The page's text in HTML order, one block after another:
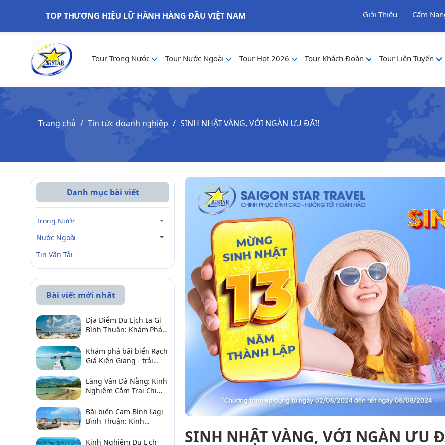
TOP THƯƠNG HIỆU LỮ HÀNH HÀNG ĐẦU VIỆT NAM Giới Thiệu Cẩm
Tour Trong Nước Tour Nước Ngoài Tour Hot 2026 Tour Khách Đoàn Tour Liên Tuyến
Trang chủ Tin tức doanh nghiệp SINH NHẬT VÀNG, VỚI NGÀN ƯU ĐÃI!
SINH NHẬT VÀNG, VỚI NGÀN ƯU
Danh mục bài viết
Trong Nước
Nước Ngoài
Tin Vận Tải
Bài viết mới nhất
Địa Điểm Du Lịch La Gi
Bình Thuận: Khám Phá 6
2026
Khám phá bãi biển Rạch
Giá Kiên Giang - trải
Làng Vân Đà Nẵng: Kinh
Nghiệm Cắm Trại Chi
Bãi biển Cam Bình Lagi
Bình Thuận: Kinh
sản, điểm gần
Kinh Nghiệm Du Lịch